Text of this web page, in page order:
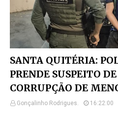
SANTA QUITÉRIA:
PRENDE SUSPEITO
CORRUPÇÃO DE
Gonçalinho Rodrigues. 16:22:00